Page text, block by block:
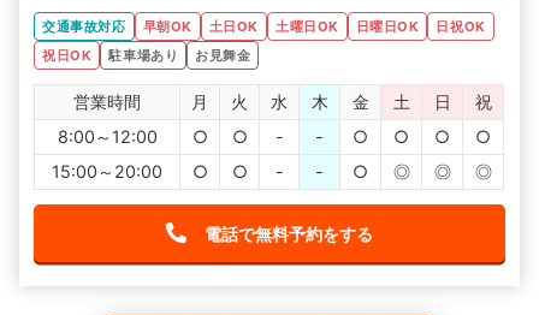
交通事故対応 早朝OK 土日OK 土曜日OK 日曜日OK
日祝OK
祝日OK
駐車場あり お見舞金
営業時間 月 火 水 木 金 土 日
祝
8:00～12:00
○ ○ - - ○ ○ ○
○
15:00～20:00
○ ○ - - ○ ◎ ◎ ◎
電話で無料予約をする